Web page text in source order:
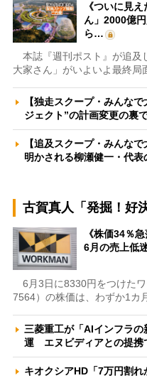
《ついに見
ん」2000億
ら…
本誌『週刊ポスト』が追及
大家さん」がいよいよ最終
【独走スクープ・みんな
ジェクト”の計画変更の裏
【追及スクープ・みんな
明かされる柳瀬健一・代
古賀真人「発掘！好
《株価34％
6月の売上低
6月3日に8330円をつけたワ
7564）の株価は、わずか1カ
三菱重工が「AIインフラ
運 エヌビディアとの提
キオクシアHD「7万円割